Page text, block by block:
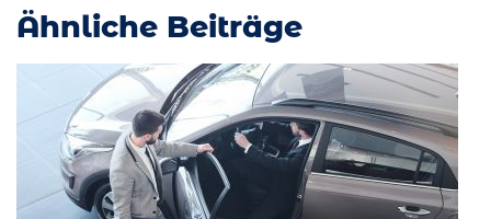
Ähnliche Beiträge